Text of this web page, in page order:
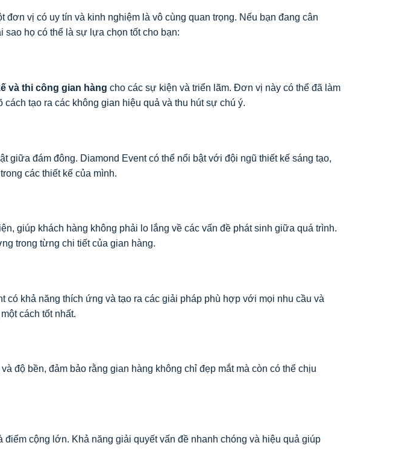
đơn vị có uy tín và kinh nghiệm là vô cùng quan trọng. Nếu bạn đang cân
sao họ có thể là sự lựa chọn tốt cho bạn:
và thi công gian hàng cho các sự kiện và triển lãm. Đơn vị này có thể đã làm
tạo ra các không gian hiệu quả và thu hút sự chú ý.
giữa đám đông. Diamond Event có thể nổi bật với đội ngũ thiết kế sáng tạo,
các thiết kế của mình.
giúp khách hàng không phải lo lắng về các vấn đề phát sinh giữa quá trình.
trong từng chi tiết của gian hàng.
khả năng thích ứng và tạo ra các giải pháp phù hợp với mọi nhu cầu và
cách tốt nhất.
độ bền, đảm bảo rằng gian hàng không chỉ đẹp mắt mà còn có thể chịu
cộng lớn. Khả năng giải quyết vấn đề nhanh chóng và hiệu quả giúp